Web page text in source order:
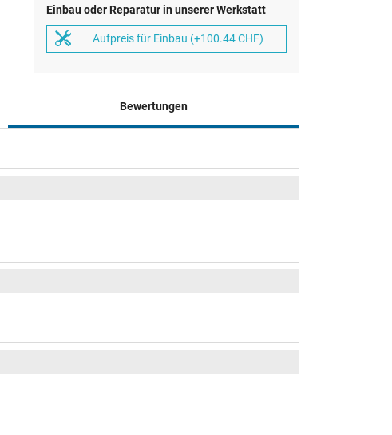
Einbau oder Reparatur in unserer Werkstatt
Aufpreis für Einbau (+100.44 CHF)
Bewertungen